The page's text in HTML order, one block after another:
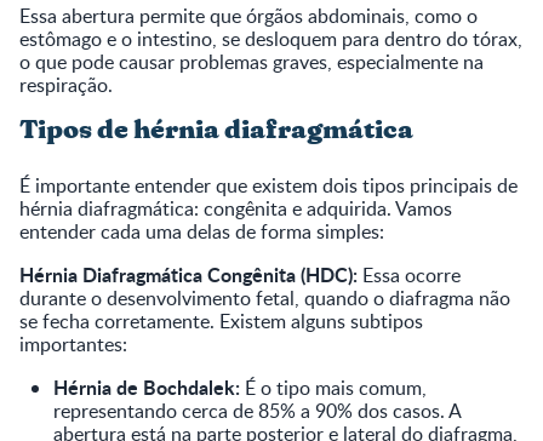
Essa abertura permite que órgãos abdominais, como o
estômago e o intestino, se desloquem para dentro do tórax,
o que pode causar problemas graves, especialmente na
respiração.
Tipos de hérnia diafragmática
É importante entender que existem dois tipos principais de
hérnia diafragmática: congênita e adquirida. Vamos
entender cada uma delas de forma simples:
Hérnia Diafragmática Congênita (HDC): Essa ocorre
durante o desenvolvimento fetal, quando o diafragma não
se fecha corretamente. Existem alguns subtipos
importantes:
Hérnia de Bochdalek: É o tipo mais comum,
representando cerca de 85% a 90% dos casos. A
abertura está na parte posterior e lateral do diafragma,